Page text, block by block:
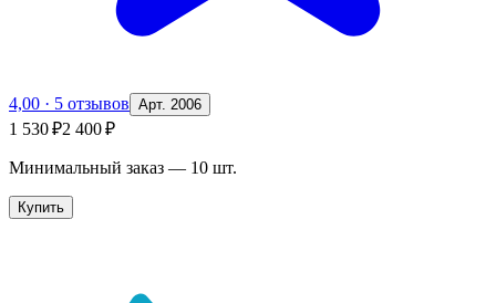
4,00 · 5 отзывов Арт. 2006
1 530 ₽2 400 ₽
Минимальный заказ — 10 шт.
Купить